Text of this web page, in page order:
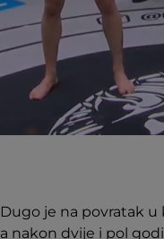
Dugo je na povratak u
a nakon dvije i pol